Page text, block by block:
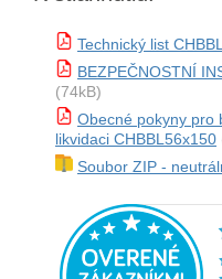
Technický list
BEZPEČNOSTNÍ
(74kB)
Obecné pokyny pro
likvidaci CHBBL56x150
Soubor ZIP -